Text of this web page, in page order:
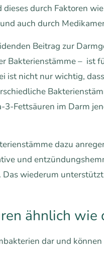
durch Faktoren
auch durch
Beitrag zur
Bakterienstämme – ist
ist nicht nur wichtig,
Fettsäuren im Darm
dazu
und
wiederum
ähnlich wie
dar und